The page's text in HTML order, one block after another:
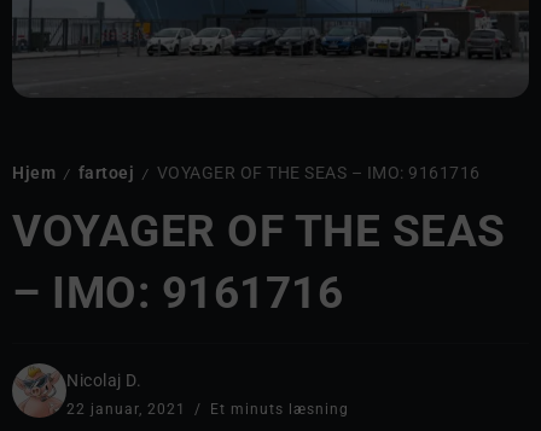
Hjem / fartoej / VOYAGER OF THE SEAS – IMO: 9161716
VOYAGER OF THE SEAS
– IMO: 9161716
Nicolaj D.
22 januar, 2021 Et minuts læsning